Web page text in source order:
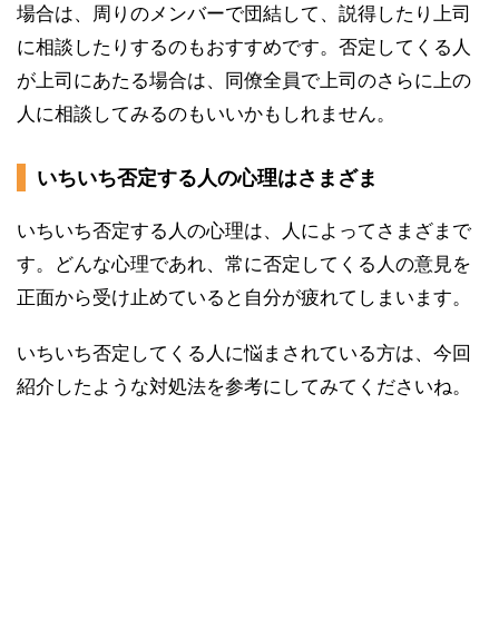
場合は、周りのメンバーで団結して、説得したり上司
に相談したりするのもおすすめです。否定してくる人
が上司にあたる場合は、同僚全員で上司のさらに上の
人に相談してみるのもいいかもしれません。
いちいち否定する人の心理はさまざま
いちいち否定する人の心理は、人によってさまざまで
す。どんな心理であれ、常に否定してくる人の意見を
正面から受け止めていると自分が疲れてしまいます。
いちいち否定してくる人に悩まされている方は、今回
紹介したような対処法を参考にしてみてくださいね。